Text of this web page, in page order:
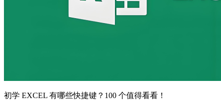
初学 EXCEL 有哪些快捷键？100 个值得看看！